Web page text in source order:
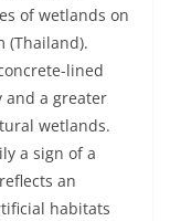
of wetlands on
(Thailand).
lined
and a greater
wetlands.
a sign of a
an
habitats